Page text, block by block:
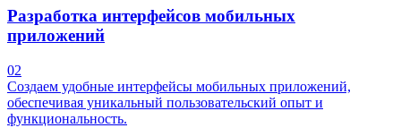
Разработка интерфейсов мобильных
приложений
02
Создаем удобные интерфейсы мобильных приложений,
обеспечивая уникальный пользовательский опыт и
функциональность.